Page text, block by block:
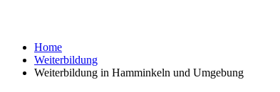
Home
Weiterbildung
Weiterbildung in Hamminkeln und Umgebung